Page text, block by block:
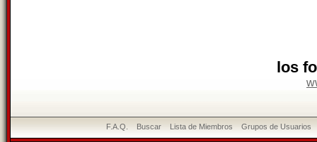
los
F.A.Q. Buscar Lista de Miembros Grupos de Usuarios